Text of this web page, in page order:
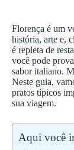
Florença é um
história, arte e,
é repleta de
você pode
sabor italiano.
Neste guia,
pratos típicos
sua viagem.
Aqui você